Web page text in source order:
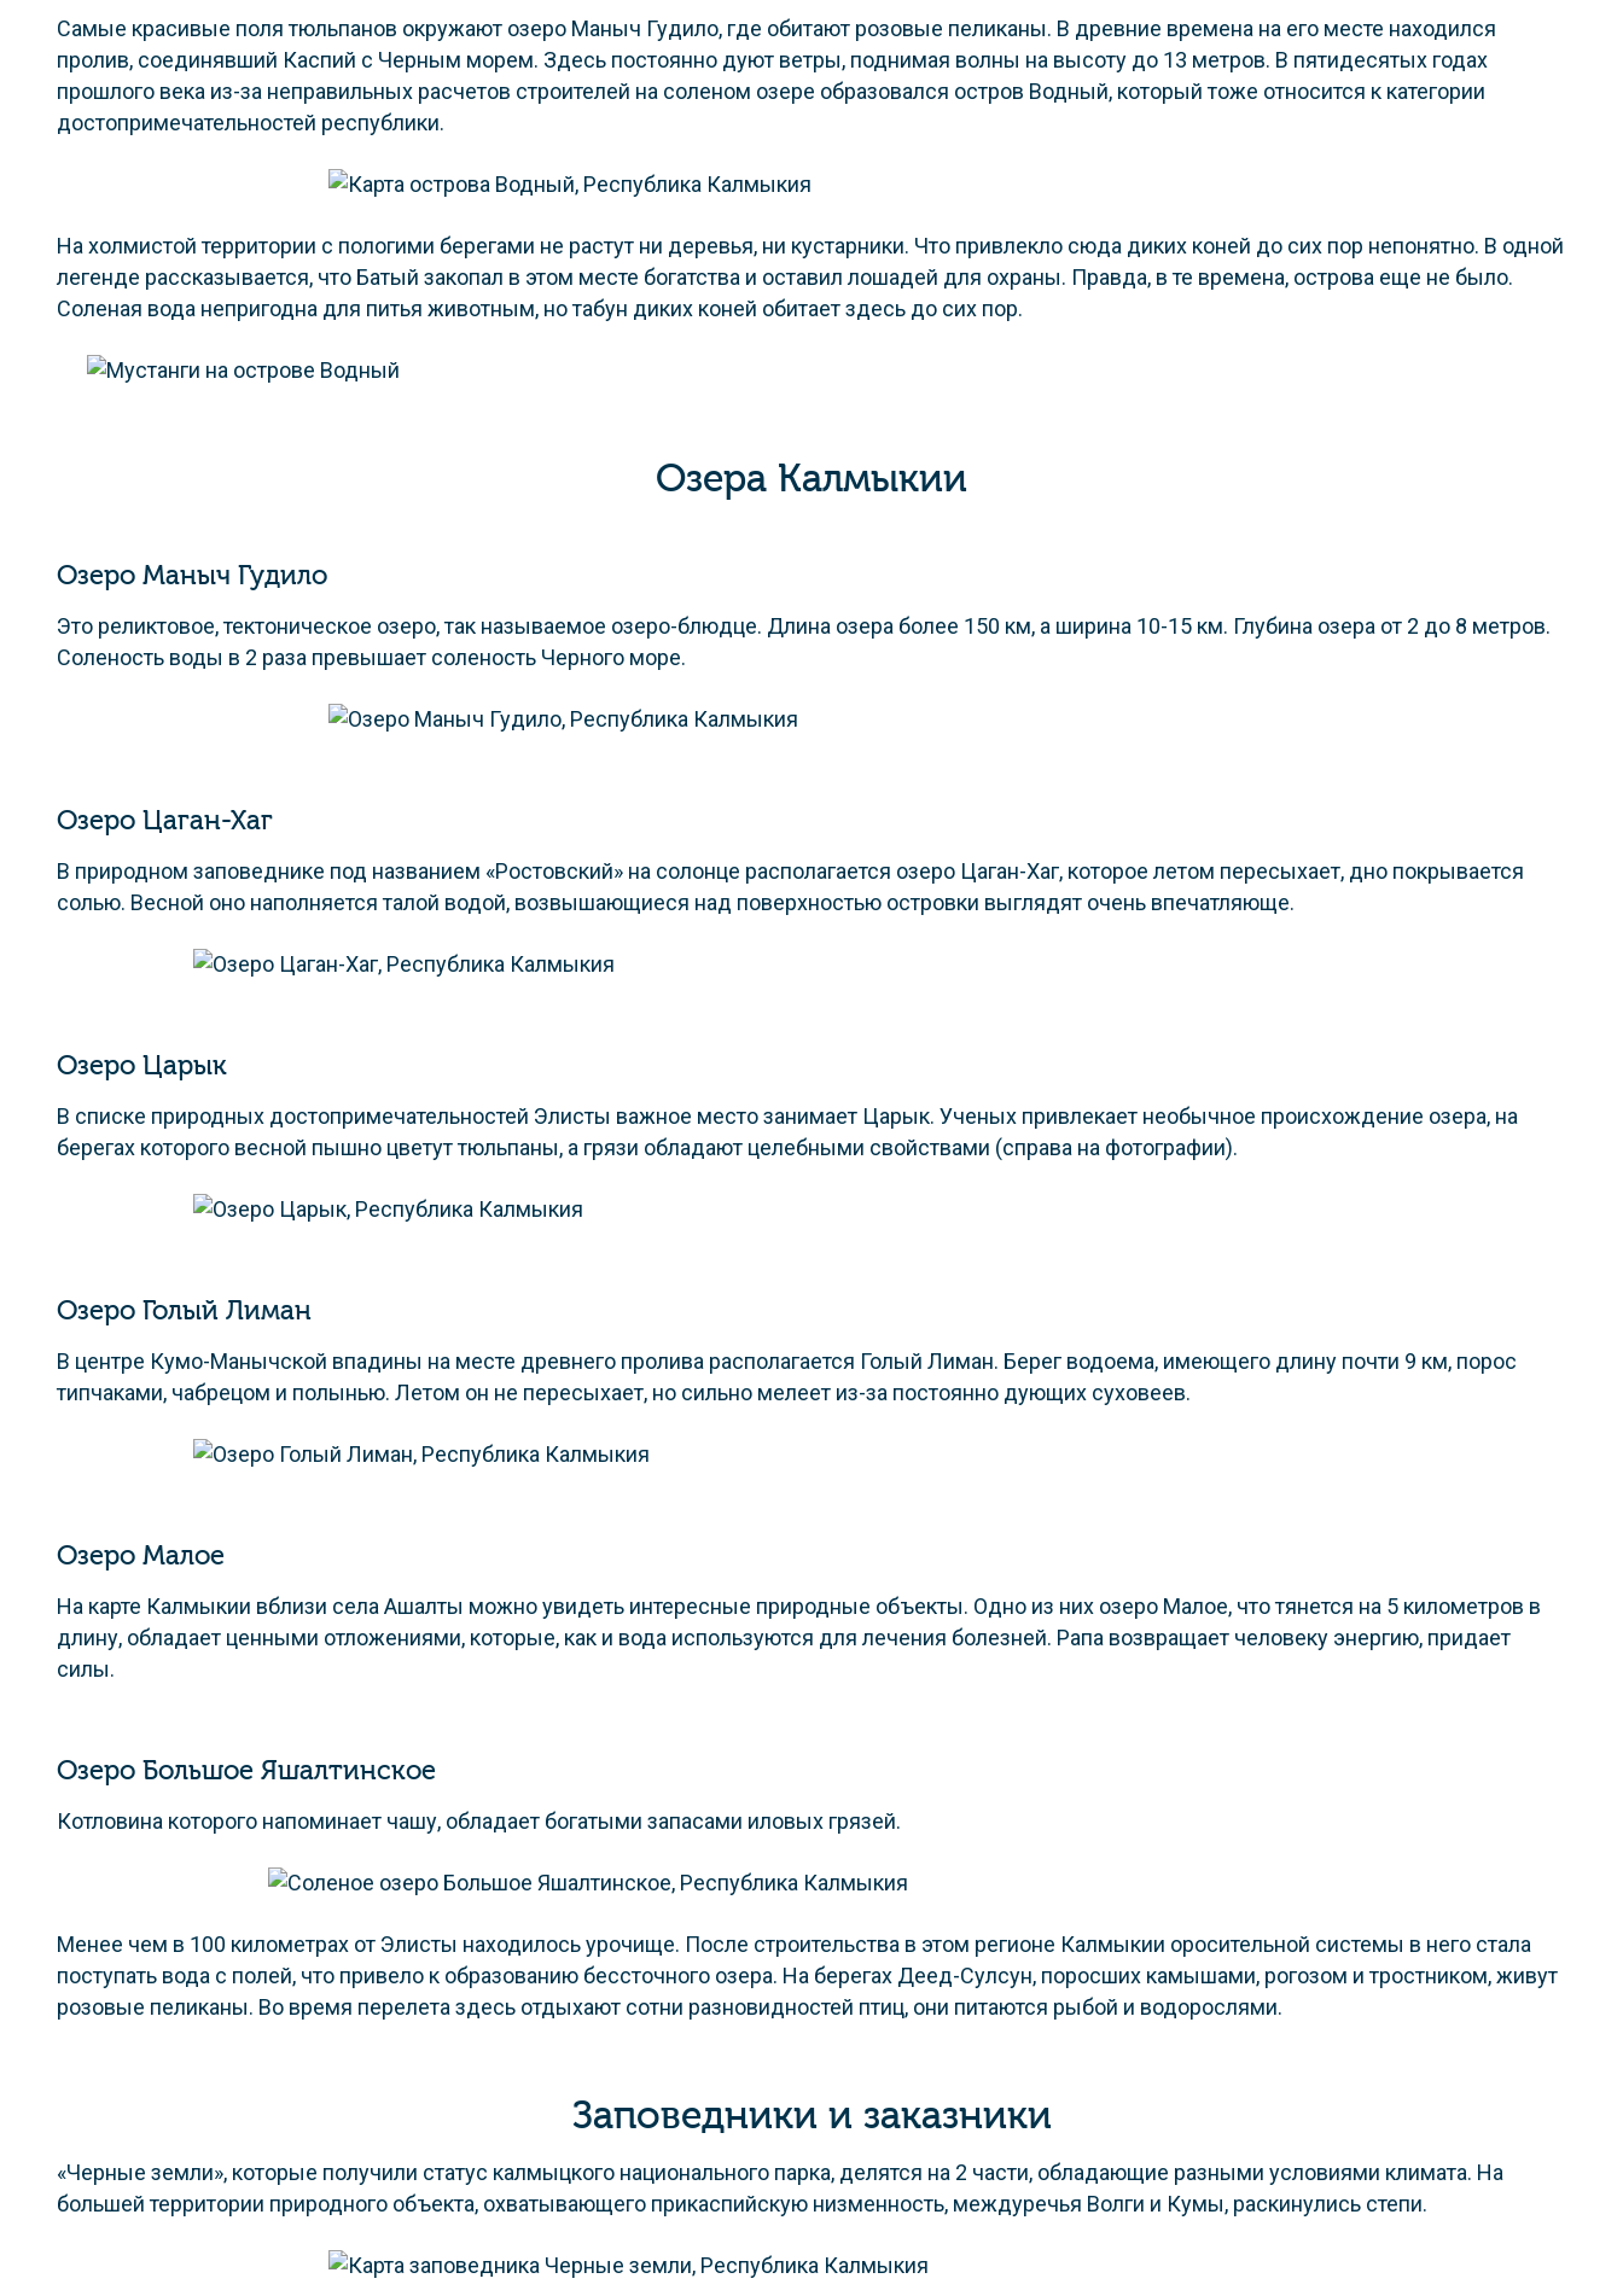
Самые красивые поля тюльпанов окружают озеро Маныч Гудило, где обитают розовые пеликаны. В древние времена на его месте находился
пролив, соединявший Каспий с Черным морем. Здесь постоянно дуют ветры, поднимая волны на высоту до 13 метров. В пятидесятых годах
прошлого века из-за неправильных расчетов строителей на соленом озере образовался остров Водный, который тоже относится к категории
достопримечательностей республики.
На холмистой территории с пологими берегами не растут ни деревья, ни кустарники. Что привлекло сюда диких коней до сих пор непонятно. В одной
легенде рассказывается, что Батый закопал в этом месте богатства и оставил лошадей для охраны. Правда, в те времена, острова еще не было.
Соленая вода непригодна для питья животным, но табун диких коней обитает здесь до сих пор.
Озера Калмыкии
Озеро Маныч Гудило
Это реликтовое, тектоническое озеро, так называемое озеро-блюдце. Длина озера более 150 км, а ширина 10-15 км. Глубина озера от 2 до 8 метров.
Соленость воды в 2 раза превышает соленость Черного море.
Озеро Цаган-Хаг
В природном заповеднике под названием «Ростовский» на солонце располагается озеро Цаган-Хаг, которое летом пересыхает, дно покрывается
солью. Весной оно наполняется талой водой, возвышающиеся над поверхностью островки выглядят очень впечатляюще.
Озеро Царык
В списке природных достопримечательностей Элисты важное место занимает Царык. Ученых привлекает необычное происхождение озера, на
берегах которого весной пышно цветут тюльпаны, а грязи обладают целебными свойствами (справа на фотографии).
Озеро Голый Лиман
В центре Кумо-Манычской впадины на месте древнего пролива располагается Голый Лиман. Берег водоема, имеющего длину почти 9 км, порос
типчаками, чабрецом и полынью. Летом он не пересыхает, но сильно мелеет из-за постоянно дующих суховеев.
Озеро Малое
На карте Калмыкии вблизи села Ашалты можно увидеть интересные природные объекты. Одно из них озеро Малое, что тянется на 5 километров в
длину, обладает ценными отложениями, которые, как и вода используются для лечения болезней. Рапа возвращает человеку энергию, придает
силы.
Озеро Большое Яшалтинское
Котловина которого напоминает чашу, обладает богатыми запасами иловых грязей.
Менее чем в 100 километрах от Элисты находилось урочище. После строительства в этом регионе Калмыкии оросительной системы в него стала
поступать вода с полей, что привело к образованию бессточного озера. На берегах Деед-Сулсун, поросших камышами, рогозом и тростником, живут
розовые пеликаны. Во время перелета здесь отдыхают сотни разновидностей птиц, они питаются рыбой и водорослями.
Заповедники и заказники
«Черные земли», которые получили статус калмыцкого национального парка, делятся на 2 части, обладающие разными условиями климата. На
большей территории природного объекта, охватывающего прикаспийскую низменность, междуречья Волги и Кумы, раскинулись степи.